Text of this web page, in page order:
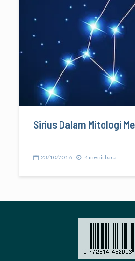
Sirius Dalam Mitologi
23/10/2016 4 menit baca